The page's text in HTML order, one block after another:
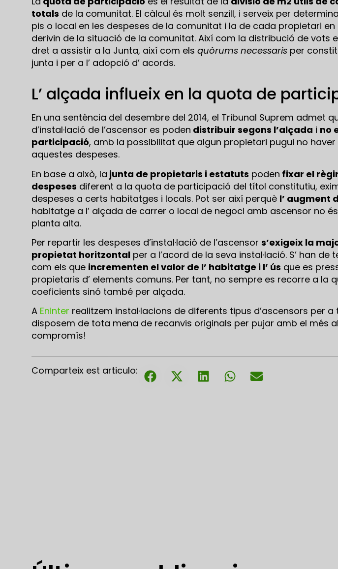
totals de la comunitat. El càlcul és molt senzill, i serveix per
pis o local en les despeses de la comunitat i la de cada propietari en
derivin de la situació de la comunitat. Així com la distribució de vots
dret a assistir a la Junta, així com els quòrums necessaris per
junta i per a l’ adopció d’ acords.
L’ alçada influeix en la quota de
En una sentència del desembre del 2014, el Tribunal Suprem admet
d’instal·lació de l’ascensor es poden distribuir segons l’alçada i no
participació, amb la possibilitat que algun propietari pugui no
aquestes despeses.
En base a això, la junta de propietaris i estatuts poden fixar el
despeses diferent a la quota de participació del títol constitutiu,
despeses a certs habitatges i locals. Pot ser així perquè l’ augment
habitatge a l’ alçada de carrer o local de negoci amb ascensor no
planta alta.
Per repartir les despeses d’instal·lació de l’ascensor s’exigeix la
propietat horitzontal per a l’acord de la seva instal·lació. S’ han
com els que incrementen el valor de l’ habitatge i l’ ús que es
propietaris d’ elements comuns. Per tant, no sempre es recorre a la
coeficients sinó també per alçada.
A Eninter realitzem instal·lacions de diferents tipus d’ascensors per
disposem de tota mena de recanvis originals per pujar amb el més
compromís!
Comparteix est articulo: